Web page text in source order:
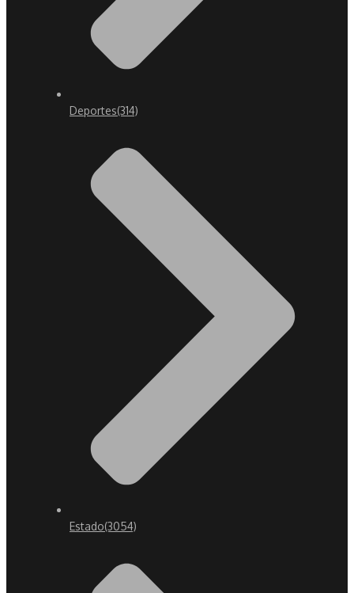
Deportes(314)
Estado(3054)